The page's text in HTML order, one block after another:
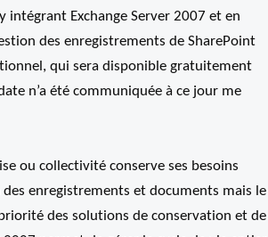
intégrant Exchange Server 2007 et en
des enregistrements de SharePoint
qui sera disponible gratuitement
n’a été communiquée à ce jour me
ou collectivité conserve ses besoins
enregistrements et documents mais le
des solutions de conservation et de